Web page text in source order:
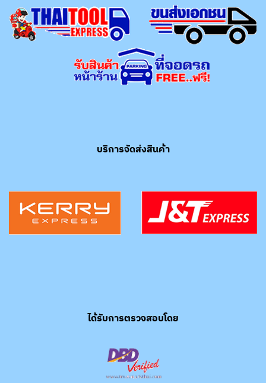
บริการจัดส่งสินค้า
ได้รับการตรวจสอบโดย